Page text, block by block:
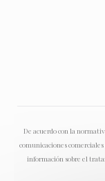
De acuerdo con la
comunicaciones
información sobre el